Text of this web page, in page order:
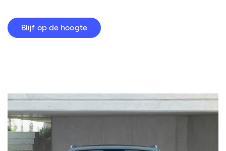
Blijf op de hoogte